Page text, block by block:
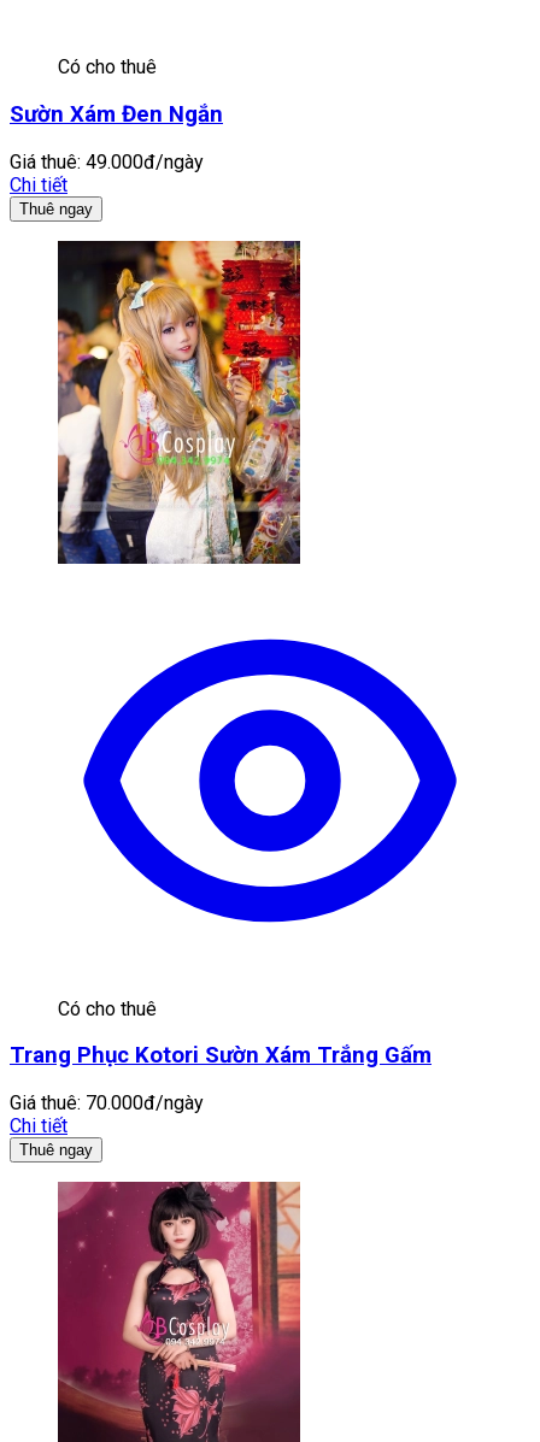
Có cho thuê
Sườn Xám Đen Ngắn
Giá thuê: 49.000đ/ngày
Chi tiết
Thuê ngay
Có cho thuê
Trang Phục Kotori Sườn Xám Trắng Gấm
Giá thuê: 70.000đ/ngày
Chi tiết
Thuê ngay